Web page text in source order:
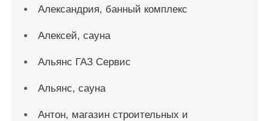
Александрия, банный комплекс
Алексей, сауна
Альянс ГАЗ Сервис
Альянс, сауна
Антон, магазин строительных и